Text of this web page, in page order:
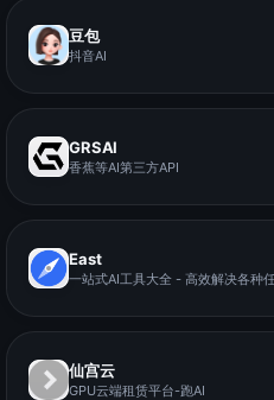
豆包
抖音AI
GRSAI
香蕉等AI第三方API
East
一站式AI工具大全 - 高效解决各种
仙宫云
GPU云端租赁平台-跑AI